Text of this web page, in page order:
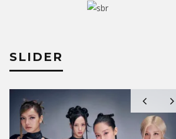
SLIDER